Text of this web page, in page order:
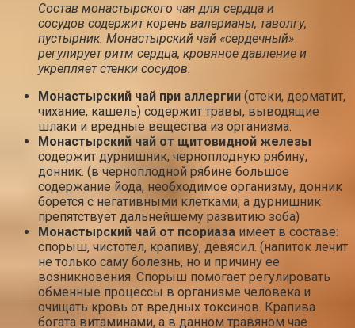
Состав монастырского чая для сердца и
сосудов содержит корень валерианы, таволгу,
пустырник. Монастырский чай «сердечный»
регулирует ритм сердца, кровяное давление и
укрепляет стенки сосудов.
Монастырский чай при аллергии (отеки, дерматит,
чихание, кашель) содержит травы, выводящие
шлаки и вредные вещества из организма.
Монастырский чай от щитовидной железы
содержит дурнишник, черноплодную рябину,
донник. (в черноплодной рябине большое
содержание йода, необходимое организму, донник
борется с негативными клетками, а дурнишник
препятствует дальнейшему развитию зоба)
Монастырский чай от псориаза имеет в составе:
спорыш, чистотел, крапиву, девясил. (напиток лечит
не только саму болезнь, но и причину ее
возникновения. Спорыш помогает регулировать
обменные процессы в организме человека и
очищать кровь от вредных токсинов. Крапива
богата витаминами, а в данном травяном чае